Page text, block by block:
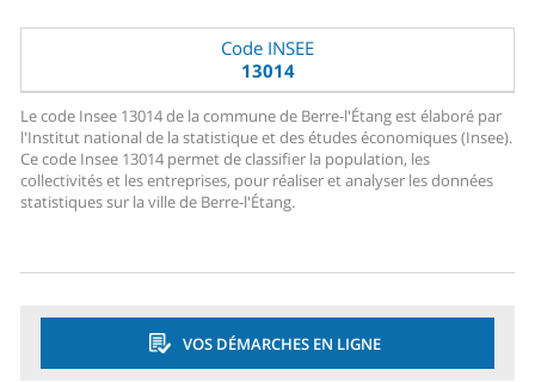
Code INSEE
13014
Le code Insee 13014 de la commune de Berre-l'Étang est élaboré par
l'Institut national de la statistique et des études économiques (Insee).
Ce code Insee 13014 permet de classifier la population, les
collectivités et les entreprises, pour réaliser et analyser les données
statistiques sur la ville de Berre-l'Étang.
VOS DÉMARCHES EN LIGNE